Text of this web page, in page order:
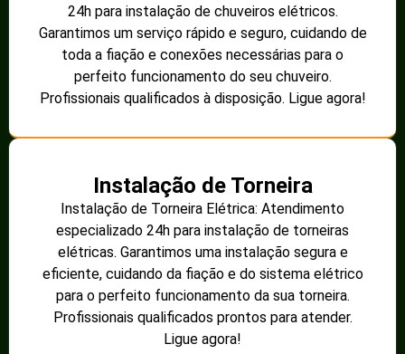
24h para instalação de chuveiros elétricos.
Garantimos um serviço rápido e seguro, cuidando de
toda a fiação e conexões necessárias para o
perfeito funcionamento do seu chuveiro.
Profissionais qualificados à disposição. Ligue agora!
Instalação de Torneira
Instalação de Torneira Elétrica: Atendimento
especializado 24h para instalação de torneiras
elétricas. Garantimos uma instalação segura e
eficiente, cuidando da fiação e do sistema elétrico
para o perfeito funcionamento da sua torneira.
Profissionais qualificados prontos para atender.
Ligue agora!